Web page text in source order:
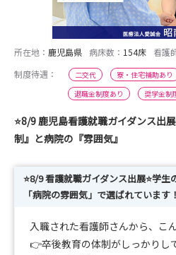
所在地： 鹿児島県 病床数： 154床 看護
制度待遇：
二交代 寮・住宅補助あり
退職金制度あり
奨学金制
⭐8/9 鹿児島看護就職ガイダンス出
制』と病院の『雰囲気』
⭐8/9 看護就職ガイダンス出展⭐学
「病院の雰囲気」で選ばれています！
入職された看護師さんから、こ
👉卒後教育の体制がしっかりし